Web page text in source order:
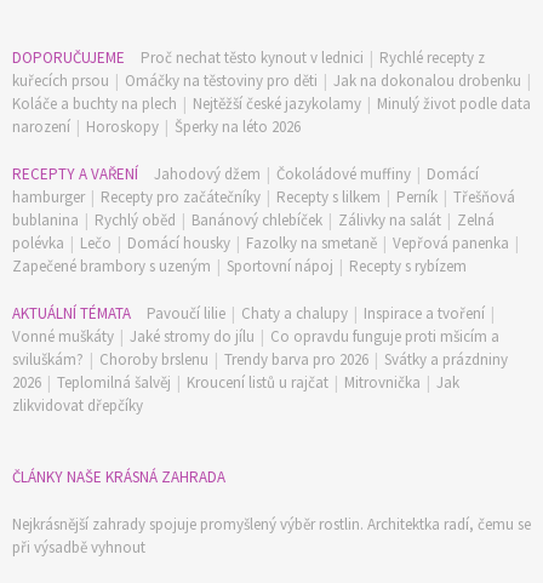
DOPORUČUJEME Proč nechat těsto kynout v lednici | Rychlé recepty z
kuřecích prsou | Omáčky na těstoviny pro děti | Jak na dokonalou drobenku |
Koláče a buchty na plech | Nejtěžší české jazykolamy | Minulý život podle data
narození | Horoskopy | Šperky na léto 2026
RECEPTY A VAŘENÍ Jahodový džem | Čokoládové muffiny | Domácí
hamburger | Recepty pro začátečníky | Recepty s lilkem | Perník | Třešňová
bublanina | Rychlý oběd | Banánový chlebíček | Zálivky na salát | Zelná
polévka | Lečo | Domácí housky | Fazolky na smetaně | Vepřová panenka |
Zapečené brambory s uzeným | Sportovní nápoj | Recepty s rybízem
AKTUÁLNÍ TÉMATA Pavoučí lilie | Chaty a chalupy | Inspirace a tvoření |
Vonné muškáty | Jaké stromy do jílu | Co opravdu funguje proti mšicím a
sviluškám? | Choroby brslenu | Trendy barva pro 2026 | Svátky a prázdniny
2026 | Teplomilná šalvěj | Kroucení listů u rajčat | Mitrovnička | Jak
zlikvidovat dřepčíky
ČLÁNKY NAŠE KRÁSNÁ ZAHRADA
Nejkrásnější zahrady spojuje promyšlený výběr rostlin. Architektka radí, čemu se
při výsadbě vyhnout